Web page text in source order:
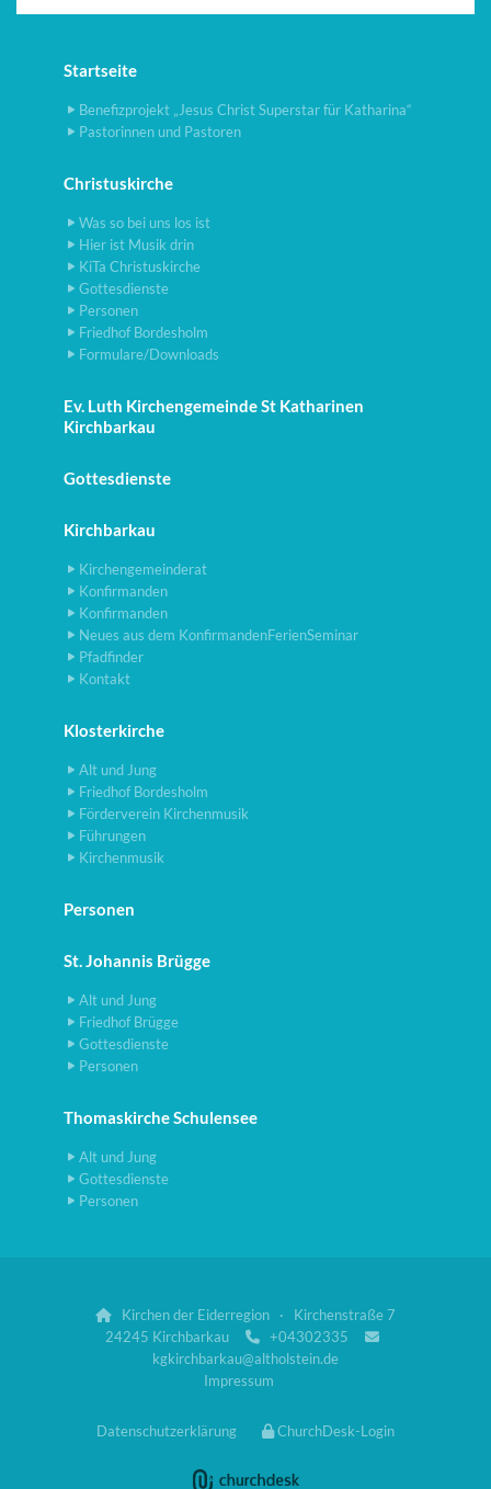
Startseite
Benefizprojekt „Jesus Christ Superstar für Katharina“
Pastorinnen und Pastoren
Christuskirche
Was so bei uns los ist
Hier ist Musik drin
KiTa Christuskirche
Gottesdienste
Personen
Friedhof Bordesholm
Formulare/Downloads
Ev. Luth Kirchengemeinde St Katharinen
Kirchbarkau
Gottesdienste
Kirchbarkau
Kirchengemeinderat
Konfirmanden
Konfirmanden
Neues aus dem KonfirmandenFerienSeminar
Pfadfinder
Kontakt
Klosterkirche
Alt und Jung
Friedhof Bordesholm
Förderverein Kirchenmusik
Führungen
Kirchenmusik
Personen
St. Johannis Brügge
Alt und Jung
Friedhof Brügge
Gottesdienste
Personen
Thomaskirche Schulensee
Alt und Jung
Gottesdienste
Personen

Kirchen der Eiderregion · Kirchenstraße 7
24245 Kirchbarkau
 +04302335 
kgkirchbarkau@altholstein.de
Impressum
Datenschutzerklärung ChurchDesk-Login